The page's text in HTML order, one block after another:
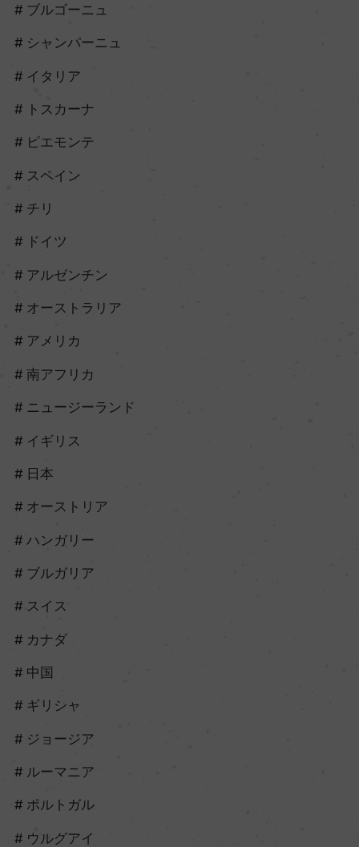
ブルゴーニュ
シャンパーニュ
イタリア
トスカーナ
ピエモンテ
スペイン
チリ
ドイツ
アルゼンチン
オーストラリア
アメリカ
南アフリカ
ニュージーランド
イギリス
日本
オーストリア
ハンガリー
ブルガリア
スイス
カナダ
中国
ギリシャ
ジョージア
ルーマニア
ポルトガル
ウルグアイ